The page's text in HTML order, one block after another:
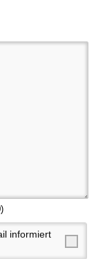
)
informiert